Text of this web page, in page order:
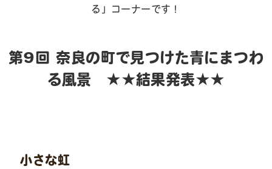
る」コーナーです！
第9回 奈良の町で見つけた青にまつわ
る風景 ★★結果発表★★
小さな虹